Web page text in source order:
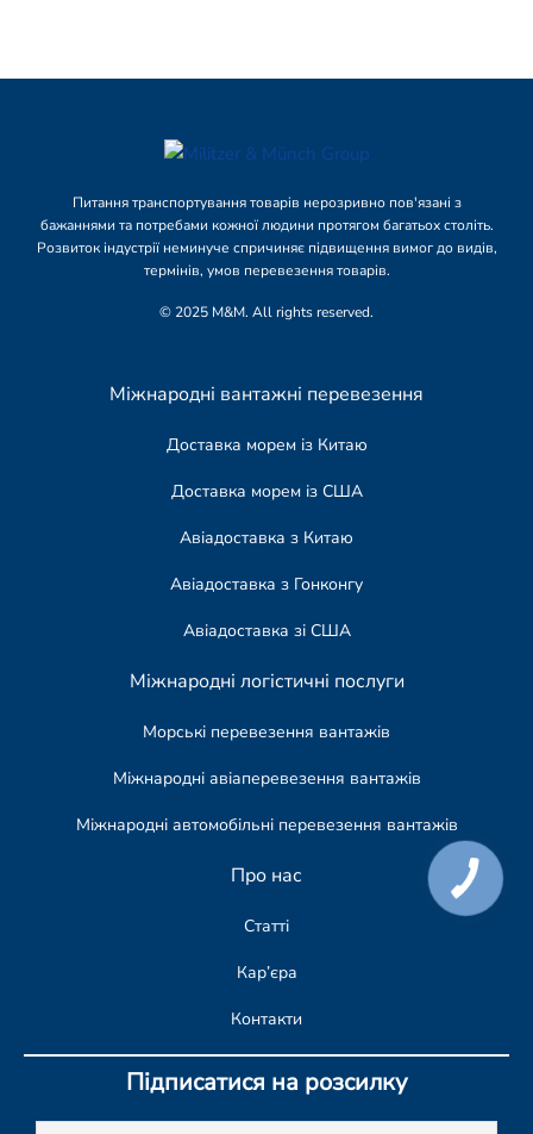
Питання транспортування товарів нерозривно пов'язані з
бажаннями та потребами кожної людини протягом багатьох століть.
Розвиток індустрії неминуче спричиняє підвищення вимог до видів,
термінів, умов перевезення товарів.
© 2025 M&M. All rights reserved.
Міжнародні вантажні перевезення
Доставка морем із Китаю
Доставка морем із США
Авіадоставка з Китаю
Авіадоставка з Гонконгу
Авіадоставка зі США
Міжнародні логістичні послуги
Морські перевезення вантажів
Міжнародні авіаперевезення вантажів
Міжнародні автомобільні перевезення вантажів
Про нас
Статті
Кар’єра
Контакти
Підписатися на розсилку